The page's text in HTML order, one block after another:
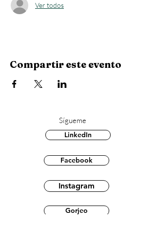
Ver todos
Compartir este evento
Sígueme
LinkedIn
Facebook
Instagram
Gorjeo